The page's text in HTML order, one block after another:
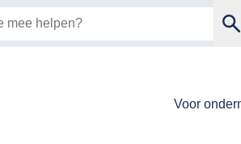
Voor